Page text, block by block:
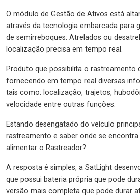
O módulo de Gestão de Ativos está
através da tecnologia embarcada para
de semirreboques: Atrelados ou
localização precisa em tempo real.
Produto que possibilita o rastreamento
fornecendo em tempo real diversas
tais como: localização, trajetos,
velocidade entre outras funções.
Estando desengatado do veículo
rastreamento e saber onde se
alimentar o Rastreador?
A resposta é simples, a SatLight
que possui bateria própria que pode
versão mais completa que pode durar